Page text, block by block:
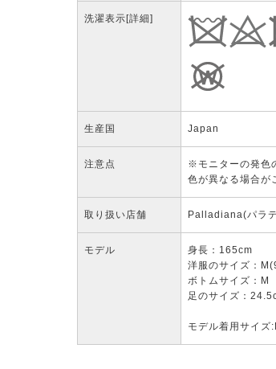
洗濯表示 [詳細]
生産国 Japan
注意点
※モニターの発色
色が異なる場合が
取り扱い店舗 Palladiana(パラ
モデル
身長：165cm
洋服のサイズ：
ボトムサイズ：M
足のサイズ：
モデル着用サイズ